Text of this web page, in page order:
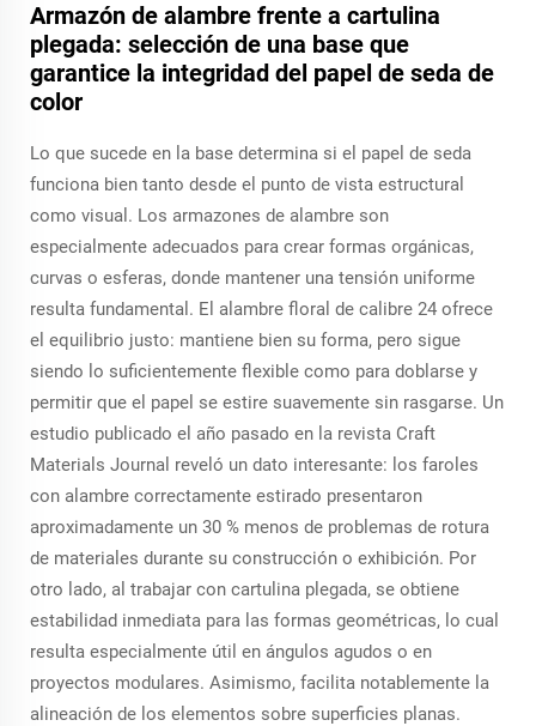
Armazón de alambre frente a cartulina
plegada: selección de una base que
garantice la integridad del papel de seda de
color
Lo que sucede en la base determina si el papel de seda
funciona bien tanto desde el punto de vista estructural
como visual. Los armazones de alambre son
especialmente adecuados para crear formas orgánicas,
curvas o esferas, donde mantener una tensión uniforme
resulta fundamental. El alambre floral de calibre 24 ofrece
el equilibrio justo: mantiene bien su forma, pero sigue
siendo lo suficientemente flexible como para doblarse y
permitir que el papel se estire suavemente sin rasgarse. Un
estudio publicado el año pasado en la revista Craft
Materials Journal reveló un dato interesante: los faroles
con alambre correctamente estirado presentaron
aproximadamente un 30 % menos de problemas de rotura
de materiales durante su construcción o exhibición. Por
otro lado, al trabajar con cartulina plegada, se obtiene
estabilidad inmediata para las formas geométricas, lo cual
resulta especialmente útil en ángulos agudos o en
proyectos modulares. Asimismo, facilita notablemente la
alineación de los elementos sobre superficies planas.